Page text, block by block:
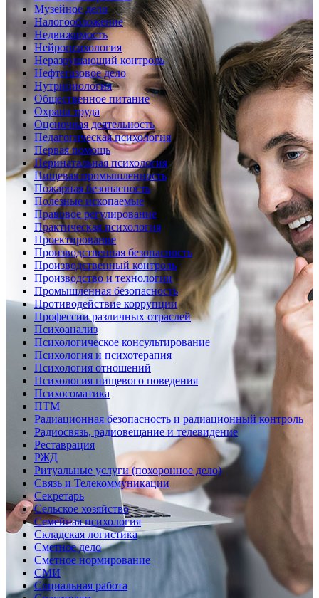
Музейное дело
Налогообложение
Недвижимость
Нейропсихология
Неразрушающий контроль
Нефтегазовое дело
Нутрициология
Общественное питание
Охрана труда
Оценочная деятельность
Педагогическая психология
Первая помощь
Перинатальная психология
Пищевая промышленность
Пожарная безопасность
Полезные ископаемые
Правовое регулирование
Практическая психология
Проектирование
Производственная безопасность
Производственный контроль
Производство и технологии
Промышленная безопасность
Противодействие коррупции
Профессии различных отраслей
Психоанализ
Психологическое консультирование
Психология и психотерапия
Психология отношений
Психология пищевого поведения
Психосоматика
ПТМ
Радиационная безопасность и радиационный контроль
Радиосвязь, радиовещание и телевидение
Реставрация
РЖД
Ритуальные услуги (похоронное дело)
Связь и Телекоммуникации
Секретарь
Сельское хозяйство
Семейная психология
Складская логистика
Сметное дело
Сметное нормирование
СМИ
Социальная работа